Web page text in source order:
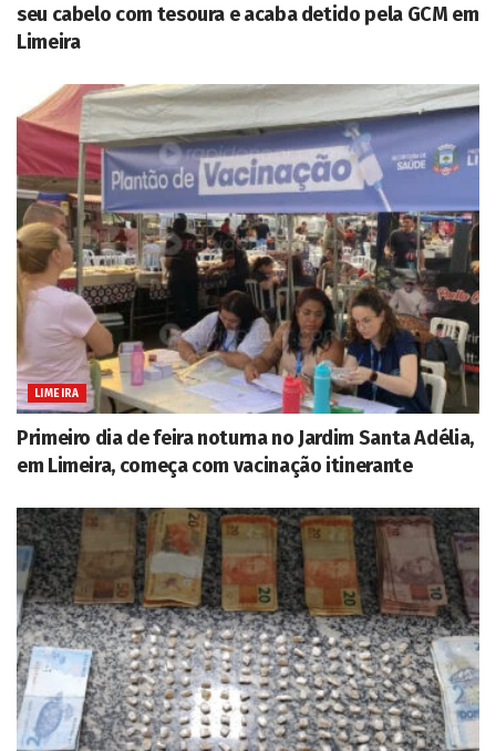
seu cabelo com tesoura e acaba detido pela GCM em
Limeira
LIMEIRA
Primeiro dia de feira noturna no Jardim Santa Adélia,
em Limeira, começa com vacinação itinerante